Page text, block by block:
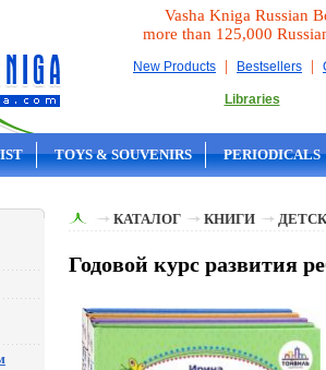
Vasha Kniga Russian
more than 125,000
New Products | Bestsellers |
Libraries
TOYS & SOUVENIRS PERIODICALS
КАТАЛОГ КНИГИ
Годовой курс развития